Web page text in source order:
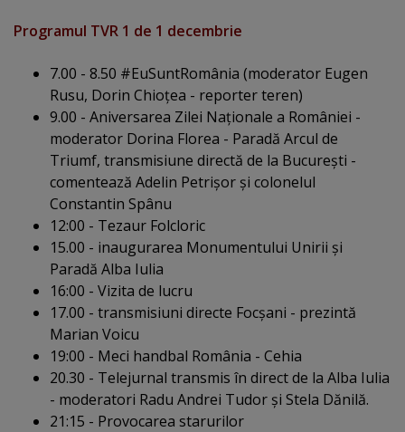
Programul TVR 1 de 1 decembrie
7.00 - 8.50 #EuSuntRomânia (moderator Eugen
Rusu, Dorin Chioţea - reporter teren)
9.00 - Aniversarea Zilei Naţionale a României -
moderator Dorina Florea - Paradă Arcul de
Triumf, transmisiune directă de la Bucureşti -
comentează Adelin Petrişor şi colonelul
Constantin Spânu
12:00 - Tezaur Folcloric
15.00 - inaugurarea Monumentului Unirii şi
Paradă Alba Iulia
16:00 - Vizita de lucru
17.00 - transmisiuni directe Focşani - prezintă
Marian Voicu
19:00 - Meci handbal România - Cehia
20.30 - Telejurnal transmis în direct de la Alba Iulia
- moderatori Radu Andrei Tudor şi Stela Dănilă.
21:15 - Provocarea starurilor